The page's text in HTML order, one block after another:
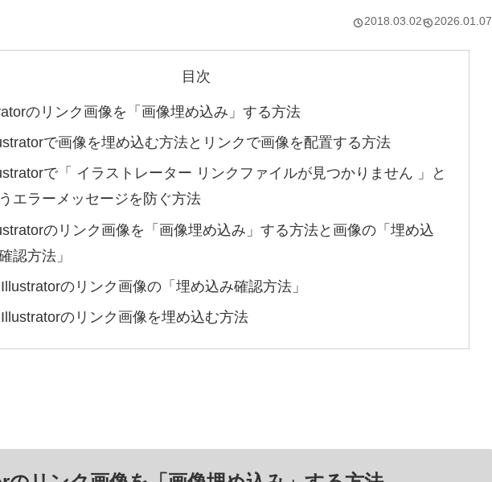
2018.03.02 2026.01.07
目次
のリンク画像を「画像埋め込み」する方法
で画像を埋め込む方法とリンクで画像を配置する方法
で「 イラストレーター リンクファイルが見つかりません 」と
エラーメッセージを防ぐ方法
のリンク画像を「画像埋め込み」する方法と画像の「埋め込
認方法」
Illustratorのリンク画像の「埋め込み確認方法」
Illustratorのリンク画像を埋め込む方法